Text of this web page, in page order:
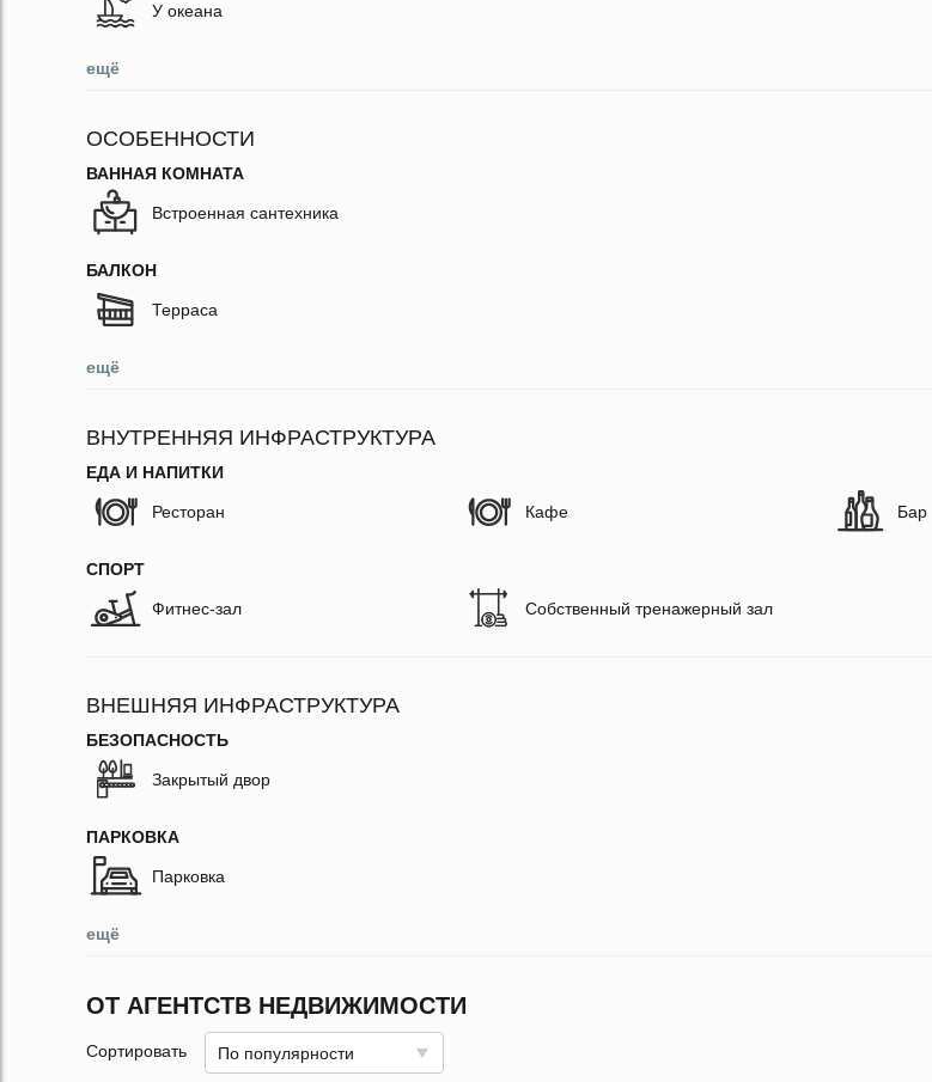
У океана
ещё
ОСОБЕННОСТИ
ВАННАЯ КОМНАТА
Встроенная сантехника
БАЛКОН
Терраса
ещё
ВНУТРЕННЯЯ ИНФРАСТРУКТУРА
ЕДА И НАПИТКИ
Ресторан Кафе Бар
СПОРТ
Фитнес-зал Собственный тренажерный зал
ВНЕШНЯЯ ИНФРАСТРУКТУРА
БЕЗОПАСНОСТЬ
Закрытый двор
ПАРКОВКА
Парковка
ещё
ОТ АГЕНТСТВ НЕДВИЖИМОСТИ
Сортировать По популярности